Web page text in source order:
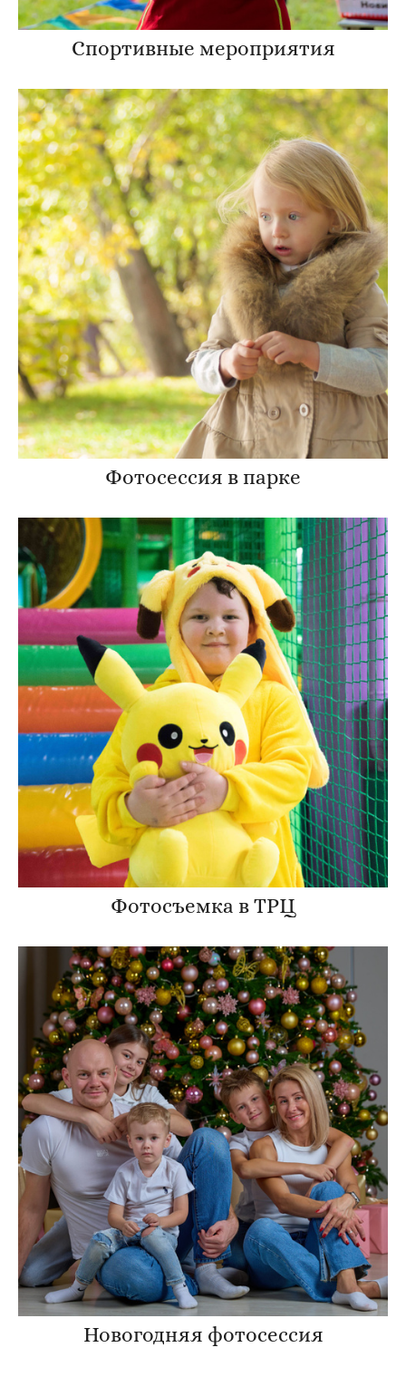
Спортивные мероприятия
Фотосессия в парке
Фотосъемка в ТРЦ
Новогодняя фотосессия